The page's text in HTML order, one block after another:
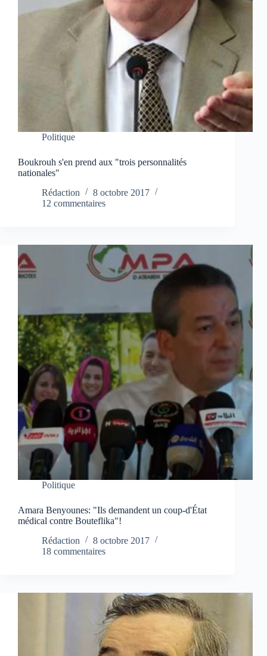
Politique
Boukrouh s'en prend aux "trois personnalités
nationales"
Rédaction
8 octobre 2017
12 commentaires
Politique
Amara Benyounes: "Ils demandent un coup-d'État
médical contre Bouteflika"!
Rédaction
8 octobre 2017
18 commentaires